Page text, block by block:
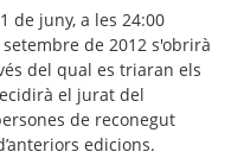
de juny, a les 24:00
de 2012 s'obrirà
del qual es triaran els
el jurat del
de reconegut
edicions.